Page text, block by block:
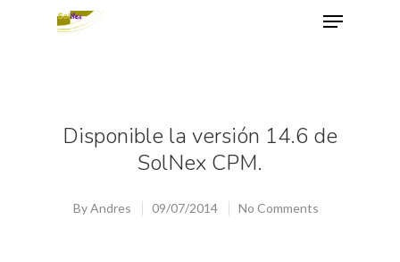
Disponible la versión 14.6 de
SolNex CPM.
ByAndres 09/07/2014 No Comments